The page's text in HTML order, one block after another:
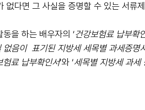
없다면 그 사실을 증명할 수 있는 서류
동을 하는 배우자의 ‘건강보험료 납부확
없음이 표기된지방세 세목별 과세증명
험료 납부확인서’와 ‘세목별지방세 과세